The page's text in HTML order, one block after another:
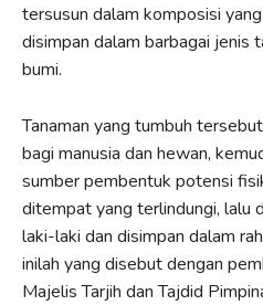
tersusun dalam komposisi
disimpan dalam barbagai jenis
bumi.
Tanaman yang tumbuh
bagi manusia dan hewan,
sumber pembentuk potensi
ditempat yang terlindungi, lalu
laki-laki dan disimpan dalam
inilah yang disebut dengan
Majelis Tarjih dan Tajdid